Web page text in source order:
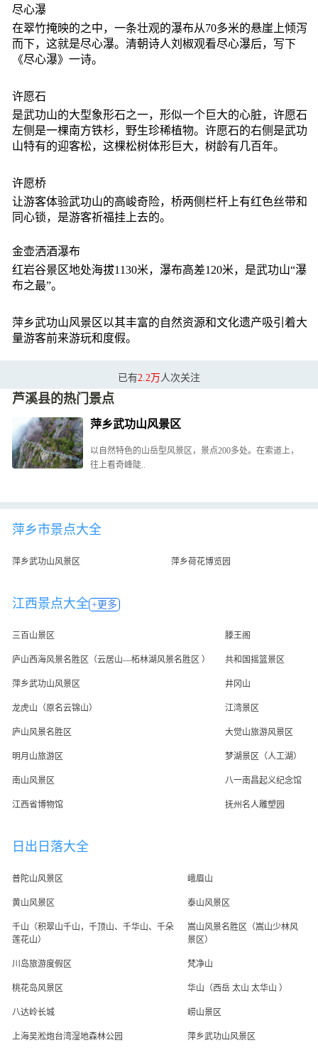
尽心瀑
在翠竹掩映的之中，一条壮观的瀑布从70多米的悬崖上倾泻
而下，这就是尽心瀑。清朝诗人刘椒观看尽心瀑后，写下
《尽心瀑》一诗。
许愿石
是武功山的大型象形石之一，形似一个巨大的心脏，许愿石
左侧是一棵南方铁杉，野生珍稀植物。许愿石的右侧是武功
山特有的迎客松，这棵松树体形巨大，树龄有几百年。
许愿桥
让游客体验武功山的高峻奇险，桥两侧栏杆上有红色丝带和
同心锁，是游客祈福挂上去的。
金壶洒酒瀑布
红岩谷景区地处海拔1130米，瀑布高差120米，是武功山“瀑
布之最”。
萍乡武功山风景区以其丰富的自然资源和文化遗产吸引着大
量游客前来游玩和度假。
已有2.2万 人次关注
芦溪县的热门景点
萍乡武功山风景区
以自然特色的山岳型风景区，景点200多处。在索道上，
往上看奇峰陡..
萍乡市景点大全
萍乡武功山风景区 萍乡荷花博览园
江西景点大全 +更多
三百山景区 滕王阁
庐山西海风景名胜区（云居山―柘林湖风景名胜区 ） 共和国摇篮景区
萍乡武功山风景区 井冈山
龙虎山（原名云锦山） 江湾景区
庐山风景名胜区 大觉山旅游风景区
明月山旅游区 梦湖景区（人工湖）
南山风景区 八一南昌起义纪念馆
江西省博物馆 抚州名人雕塑园
日出日落大全
普陀山风景区 峨眉山
黄山风景区 泰山风景区
千山（积翠山千山，千顶山、千华山、千朵
莲花山）
嵩山风景名胜区（嵩山少林风
景区）
川岛旅游度假区 梵净山
桃花岛风景区 华山（西岳 太山 太华山 ）
八达岭长城 崂山景区
上海吴淞炮台湾湿地森林公园 萍乡武功山风景区